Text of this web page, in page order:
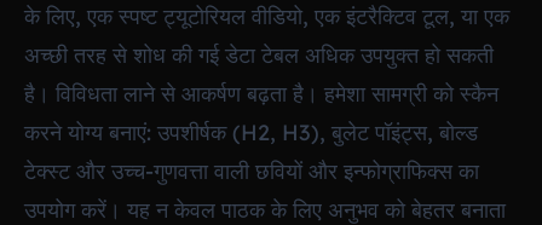
के लिए, एक स्पष्ट ट्यूटोरियल वीडियो, एक इंटरैक्टिव टूल, या एक
अच्छी तरह से शोध की गई डेटा टेबल अधिक उपयुक्त हो सकती
है। विविधता लाने से आकर्षण बढ़ता है। हमेशा सामग्री को स्कैन
करने योग्य बनाएं: उपशीर्षक (H2, H3), बुलेट पॉइंट्स, बोल्ड
टेक्स्ट और उच्च-गुणवत्ता वाली छवियों और इन्फोग्राफिक्स का
उपयोग करें। यह न केवल पाठक के लिए अनुभव को बेहतर बनाता